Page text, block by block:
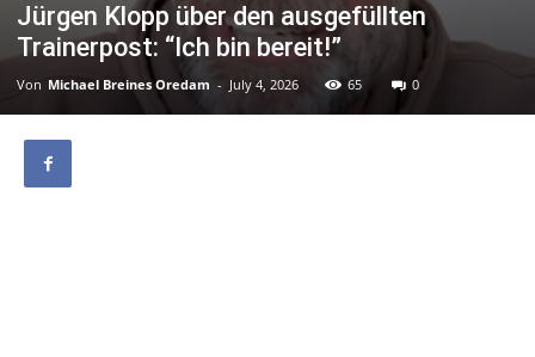
Jürgen Klopp über den ausgefüllten
Trainerpost: “Ich bin bereit!”
Von Michael Breines Oredam - July 4, 2026 65 0